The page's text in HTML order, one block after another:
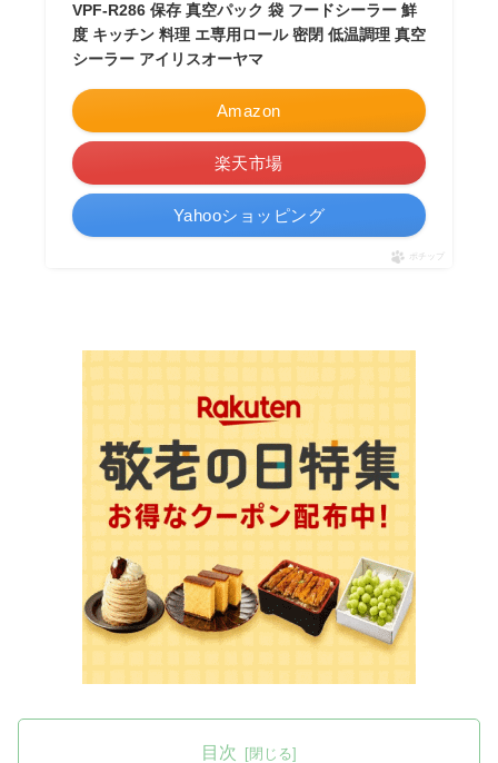
VPF-R286 保存 真空パック 袋 フードシーラー 鮮
度 キッチン 料理 エ専用ロール 密閉 低温調理 真空
シーラー アイリスオーヤマ
Amazon
楽天市場
Yahooショッピング
ポチップ
目次